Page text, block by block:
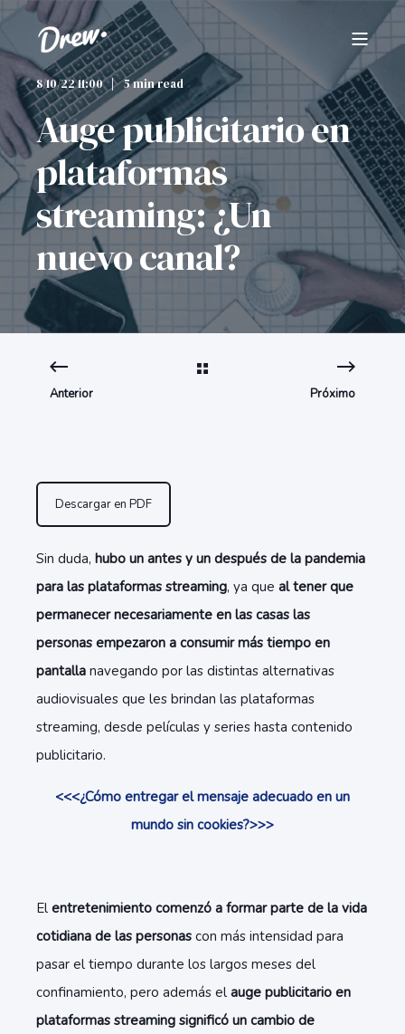
8/10/22 11:00 5 min read
Auge publicitario en
plataformas
streaming: ¿Un
nuevo canal?
Anterior Próximo
Descargar en PDF
Sin duda, hubo un antes y un después de la pandemia
para las plataformas streaming, ya que al tener que
permanecer necesariamente en las casas las
personas empezaron a consumir más tiempo en
pantalla navegando por las distintas alternativas
audiovisuales que les brindan las plataformas
streaming, desde películas y series hasta contenido
publicitario.
<<<¿Cómo entregar el mensaje adecuado en un
mundo sin cookies?>>>
El entretenimiento comenzó a formar parte de la vida
cotidiana de las personas con más intensidad para
pasar el tiempo durante los largos meses del
confinamiento, pero además el auge publicitario en
plataformas streaming significó un cambio de